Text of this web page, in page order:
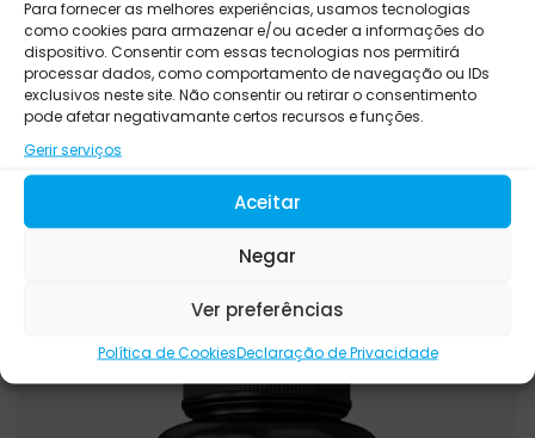
Para fornecer as melhores experiências, usamos tecnologias
como cookies para armazenar e/ou aceder a informações do
dispositivo. Consentir com essas tecnologias nos permitirá
processar dados, como comportamento de navegação ou IDs
exclusivos neste site. Não consentir ou retirar o consentimento
pode afetar negativamante certos recursos e funções.
Gerir serviços
Aceitar
Negar
Ver preferências
Política de CookiesDeclaração de Privacidade
IMMUNITY, MINERALS
VIMERSON HEALTH BLOOD SUGAR
SUPPORT
€95.00 €80.00